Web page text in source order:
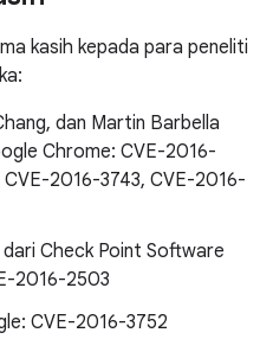
kasih kepada para peneliti
dan Martin Barbella
Chrome: CVE-2016-
2016-3743, CVE-2016-
Check Point Software
2016-2503
CVE-2016-3752